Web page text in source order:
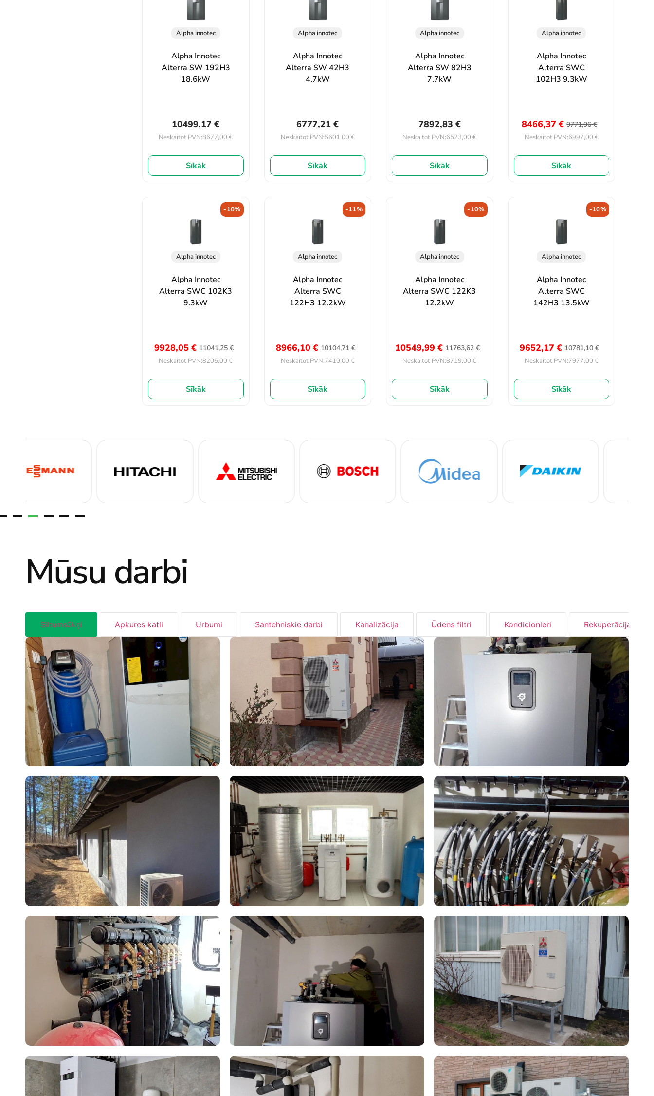
Alpha innotec
Alpha Innotec
Alterra SW 192H3
18.6kW
10499,17€
Neskaitot PVN:8677,00€
Sīkāk
Alpha innotec
Alpha Innotec
Alterra SW 42H3
4.7kW
6777,21€
Neskaitot PVN:5601,00 €
Sīkāk
Alpha innotec
Alpha Innotec
Alterra SW 82H3
7.7kW
7892,83 €
Neskaitot PVN:6523,00€
Sīkāk
Alpha innotec
Alpha Innotec
Alterra SWC
102H3 9.3kW
9771,96€
8466,37€
Neskaitot PVN:6997,00 €
Sīkāk
-10%
Alpha innotec
Alpha Innotec
Alterra SWC 102K3
9.3kW
11041,25€
9928,05 €
Neskaitot PVN:8205,00€
Sīkāk
-11%
Alpha innotec
Alpha Innotec
Alterra SWC
122H3 12.2kW
10104,71€
8966,10€
Neskaitot PVN:7410,00 €
Sīkāk
-10%
Alpha innotec
Alpha Innotec
Alterra SWC 122K3
12.2kW
11763,62€
10549,99€
Neskaitot PVN:8719,00€
Sīkāk
-10%
Alpha innotec
Alpha Innotec
Alterra SWC
142H3 13.5kW
10781,10€
9652,17€
Neskaitot PVN:7977,00 €
Sīkāk
Mūsu darbi
Siltumsūkņi Apkures katli Urbumi Santehniskie darbi Kanalizācija Ūdens filtri Kondicionieri Rekuperācija